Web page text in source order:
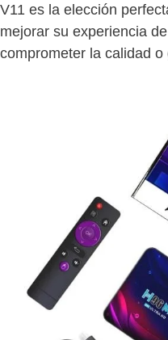
V11 es la elección
mejorar su experiencia
comprometer la calidad